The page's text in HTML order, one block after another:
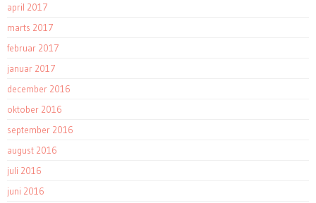
april 2017
marts 2017
februar 2017
januar 2017
december 2016
oktober 2016
september 2016
august 2016
juli 2016
juni 2016